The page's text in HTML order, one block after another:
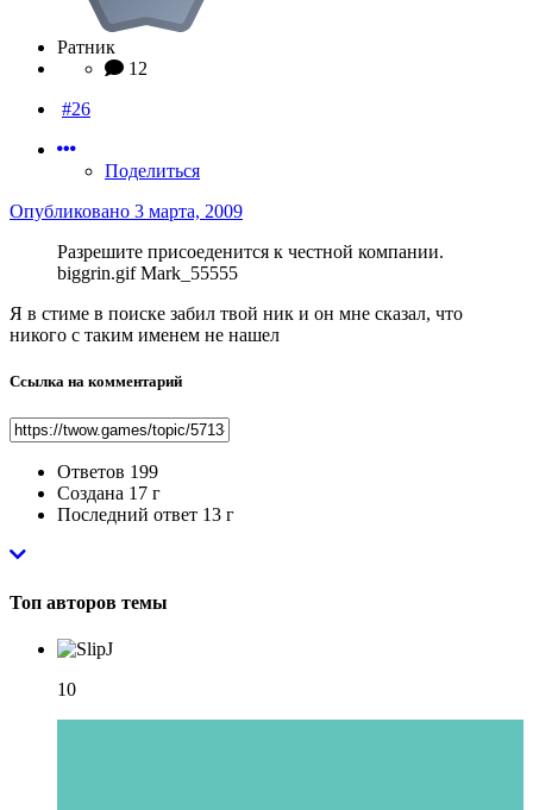
Ратник
12
#26
Поделиться
Опубликовано 3 марта, 2009
Разрешите присоеденится к честной компании.
biggrin.gif Mark_55555
Я в стиме в поиске забил твой ник и он мне сказал, что
никого с таким именем не нашел
Ссылка на комментарий
Ответов 199
Создана 17 г
Последний ответ 13 г
Топ авторов темы
10